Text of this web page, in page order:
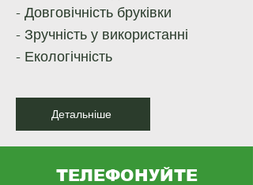
- Довговічність бруківки
- Зручність у використанні
- Екологічність
Детальніше
ТЕЛЕФОНУЙТЕ